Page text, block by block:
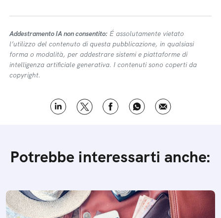
Addestramento IA non consentito: É assolutamente vietato
l’utilizzo del contenuto di questa pubblicazione, in qualsiasi
forma o modalità, per addestrare sistemi e piattaforme di
intelligenza artificiale generativa. I contenuti sono coperti da
copyright.
Potrebbe interessarti anche: